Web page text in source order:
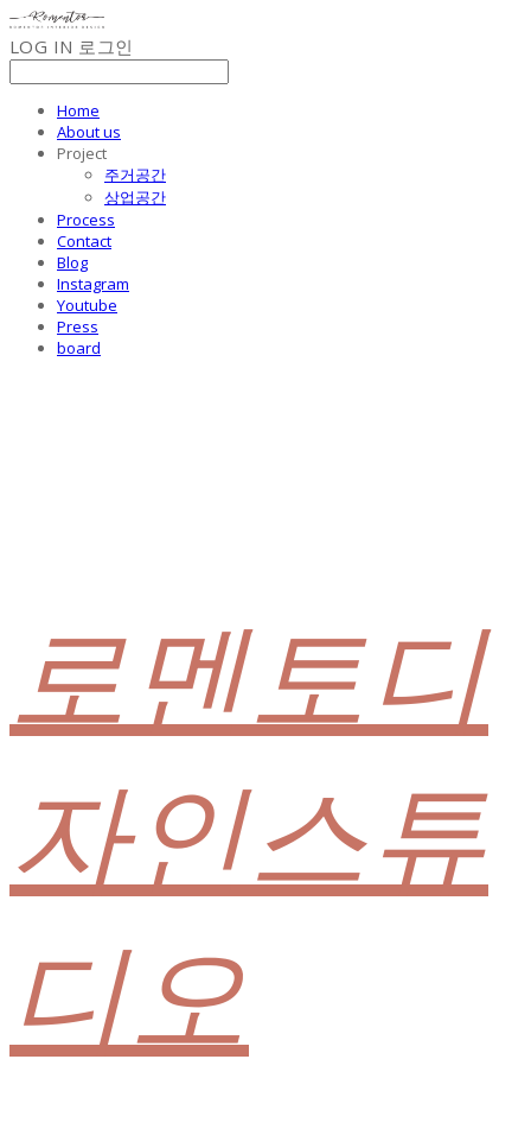
LOG IN 로그인
Home
About us
Project
주거공간
상업공간
Process
Contact
Blog
Instagram
Youtube
Press
board
로멘토디
자인스튜
디오